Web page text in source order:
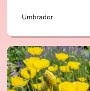
Umbrador